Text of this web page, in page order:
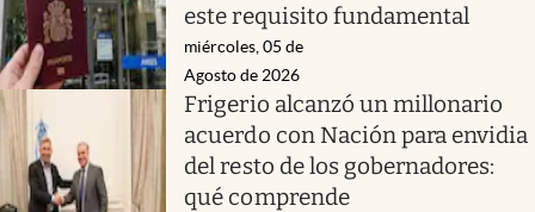
este requisito fundamental
miércoles, 05 de
Agosto de 2026
Frigerio alcanzó un millonario
acuerdo con Nación para envidia
del resto de los gobernadores:
qué comprende